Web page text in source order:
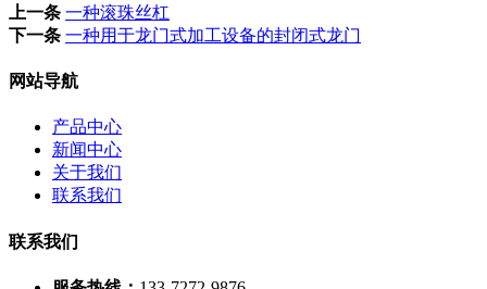
上一条 一种滚珠丝杠
下一条 一种用于龙门式加工设备的封闭式龙门
网站导航
产品中心
新闻中心
关于我们
联系我们
联系我们